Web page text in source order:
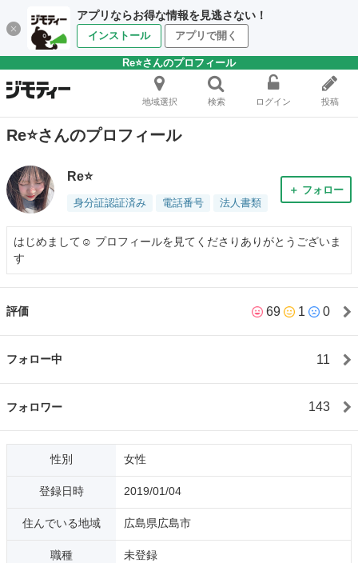
アプリならお得な情報を見逃さない！
インストール アプリで開く
Re⭐️さんのプロフィール
地域選択 検索 ログイン 投稿
Re⭐️さんのプロフィール
Re⭐️
身分証認証済み 電話番号 法人書類
＋ フォロー
はじめまして☺️ プロフィールを見てくださりありがとうございま
す
評価 69 1 0
フォロー中 11
フォロワー 143
性別 女性
登録日時 2019/01/04
住んでいる地域 広島県広島市
職種 未登録